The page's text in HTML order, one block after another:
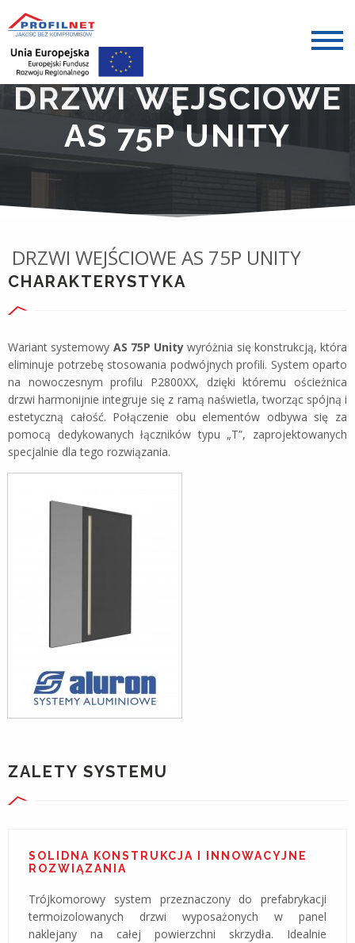
DRZWI WEJŚCIOWE
AS 75P UNITY
DRZWI WEJŚCIOWE AS 75P UNITY
CHARAKTERYSTYKA
Wariant systemowy AS 75P Unity wyróżnia się konstrukcją, która
eliminuje potrzebę stosowania podwójnych profili. System oparto
na nowoczesnym profilu P2800XX, dzięki któremu ościeżnica
drzwi harmonijnie integruje się z ramą naświetla, tworząc spójną i
estetyczną całość. Połączenie obu elementów odbywa się za
pomocą dedykowanych łączników typu „T”, zaprojektowanych
specjalnie dla tego rozwiązania.
ZALETY SYSTEMU
SOLIDNA KONSTRUKCJA I INNOWACYJNE
ROZWIĄZANIA
Trójkomorowy system przeznaczony do prefabrykacji
termoizolowanych drzwi wyposażonych w panel
naklejany na całej powierzchni skrzydła. Idealnie